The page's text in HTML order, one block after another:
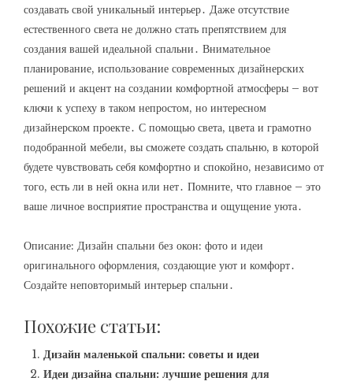
создавать свой уникальный интерьер․ Даже отсутствие
естественного света не должно стать препятствием для
создания вашей идеальной спальни․ Внимательное
планирование, использование современных дизайнерских
решений и акцент на создании комфортной атмосферы – вот
ключи к успеху в таком непростом, но интересном
дизайнерском проекте․ С помощью света, цвета и грамотно
подобранной мебели, вы сможете создать спальню, в которой
будете чувствовать себя комфортно и спокойно, независимо от
того, есть ли в ней окна или нет․ Помните, что главное – это
ваше личное восприятие пространства и ощущение уюта․
Описание: Дизайн спальни без окон: фото и идеи
оригинального оформления, создающие уют и комфорт․
Создайте неповторимый интерьер спальни․
Похожие статьи:
Дизайн маленькой спальни: советы и идеи
Идеи дизайна спальни: лучшие решения для